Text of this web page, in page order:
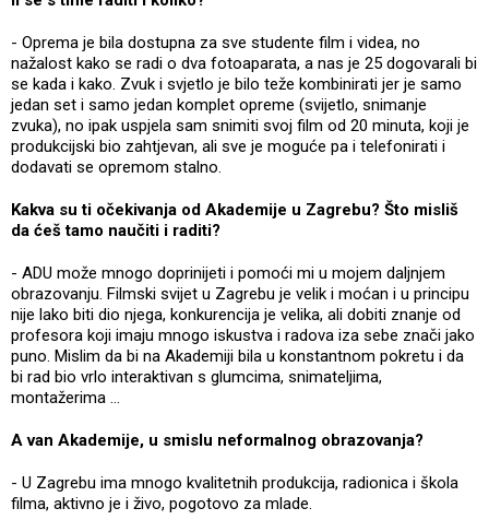
- Oprema je bila dostupna za sve studente film i videa, no
nažalost kako se radi o dva fotoaparata, a nas je 25 dogovarali bi
se kada i kako. Zvuk i svjetlo je bilo teže kombinirati jer je samo
jedan set i samo jedan komplet opreme (svijetlo, snimanje
zvuka), no ipak uspjela sam snimiti svoj film od 20 minuta, koji je
produkcijski bio zahtjevan, ali sve je moguće pa i telefonirati i
dodavati se opremom stalno.
Kakva su ti očekivanja od Akademije u Zagrebu? Što misliš
da ćeš tamo naučiti i raditi?
- ADU može mnogo doprinijeti i pomoći mi u mojem daljnjem
obrazovanju. Filmski svijet u Zagrebu je velik i moćan i u principu
nije lako biti dio njega, konkurencija je velika, ali dobiti znanje od
profesora koji imaju mnogo iskustva i radova iza sebe znači jako
puno. Mislim da bi na Akademiji bila u konstantnom pokretu i da
bi rad bio vrlo interaktivan s glumcima, snimateljima,
montažerima ...
A van Akademije, u smislu neformalnog obrazovanja?
- U Zagrebu ima mnogo kvalitetnih produkcija, radionica i škola
filma, aktivno je i živo, pogotovo za mlade.